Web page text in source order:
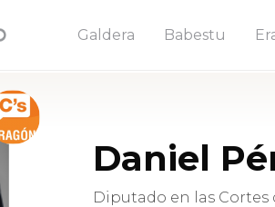
Galdera Babestu
Daniel
Diputado en las Cortes